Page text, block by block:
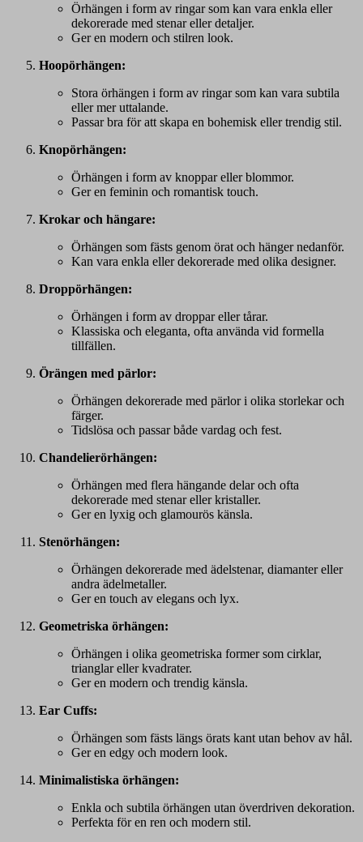
Örhängen i form av ringar som kan vara enkla eller
dekorerade med stenar eller detaljer.
Ger en modern och stilren look.
Hoopörhängen:
Stora örhängen i form av ringar som kan vara subtila
eller mer uttalande.
Passar bra för att skapa en bohemisk eller trendig stil.
Knopörhängen:
Örhängen i form av knoppar eller blommor.
Ger en feminin och romantisk touch.
Krokar och hängare:
Örhängen som fästs genom örat och hänger nedanför.
Kan vara enkla eller dekorerade med olika designer.
Droppörhängen:
Örhängen i form av droppar eller tårar.
Klassiska och eleganta, ofta använda vid formella
tillfällen.
Örängen med pärlor:
Örhängen dekorerade med pärlor i olika storlekar och
färger.
Tidslösa och passar både vardag och fest.
Chandelierörhängen:
Örhängen med flera hängande delar och ofta
dekorerade med stenar eller kristaller.
Ger en lyxig och glamourös känsla.
Stenörhängen:
Örhängen dekorerade med ädelstenar, diamanter eller
andra ädelmetaller.
Ger en touch av elegans och lyx.
Geometriska örhängen:
Örhängen i olika geometriska former som cirklar,
trianglar eller kvadrater.
Ger en modern och trendig känsla.
Ear Cuffs:
Örhängen som fästs längs örats kant utan behov av hål.
Ger en edgy och modern look.
Minimalistiska örhängen:
Enkla och subtila örhängen utan överdriven dekoration.
Perfekta för en ren och modern stil.